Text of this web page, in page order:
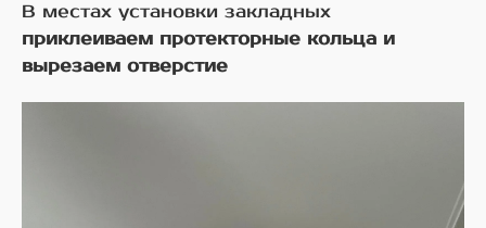
В местах установки закладных
приклеиваем протекторные кольца и
вырезаем отверстие